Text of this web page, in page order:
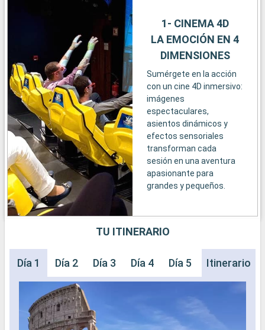
1- CINEMA 4D
LA EMOCIÓN EN 4
DIMENSIONES
Sumérgete en la acción
con un cine 4D inmersivo:
imágenes
espectaculares,
asientos dinámicos y
efectos sensoriales
transforman cada
sesión en una aventura
apasionante para
grandes y pequeños.
TU ITINERARIO
Día 1 Día 2 Día 3 Día 4 Día 5 Día 6 Día
Itinerario